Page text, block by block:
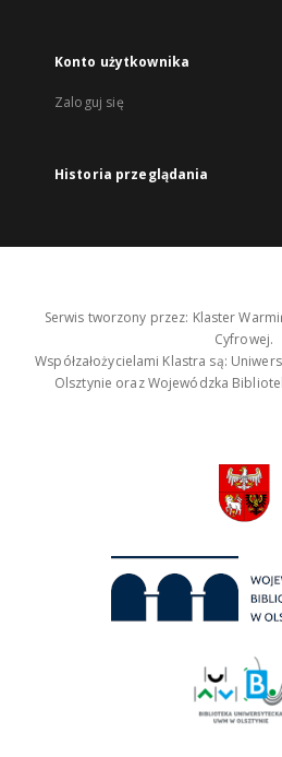
Konto użytkownika
Zaloguj się
Historia przeglądania
Serwis tworzony przez: Klaster
Cyfrowej.
Współzałożycielami Klastra są:
Olsztynie oraz Wojewódzka